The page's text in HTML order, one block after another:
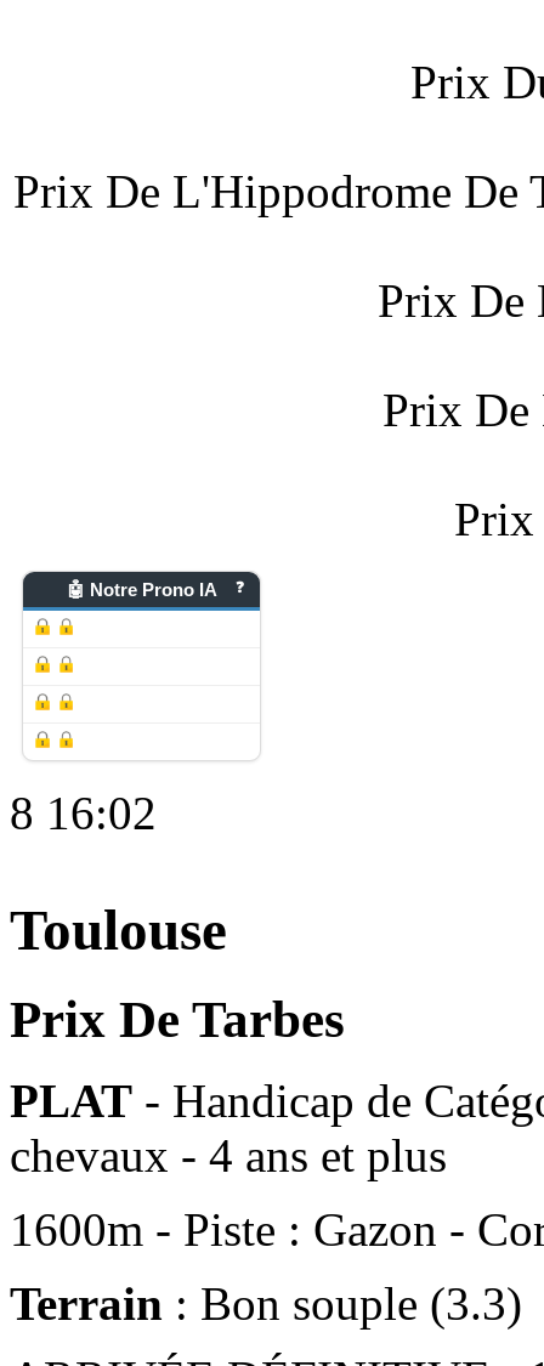
Prix
Prix De L'Hippodrome De
Prix De
Prix De
Prix
🤖 Notre Prono IA ❓
8 16:02
Toulouse
Prix De Tarbes
PLAT - Handicap de
chevaux - 4 ans et plus
1600m - Piste : Gazon -
Terrain : Bon souple (3.3)